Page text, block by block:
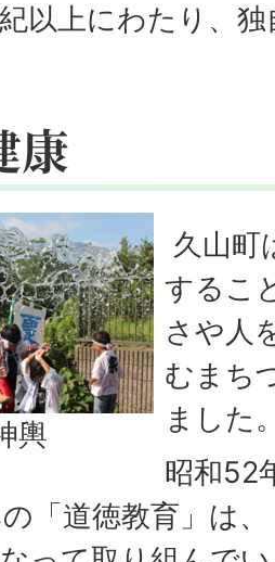
以上にわたり、
康
輿
久山町
するこ
さや人
むまち
ました
昭和52
「道徳教育」は